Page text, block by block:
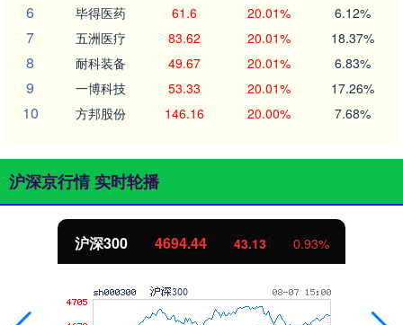
6 毕得医药 61.6 20.01% 6.12%
7 五洲医疗 83.62 20.01% 18.37%
8 耐科装备 49.67 20.01% 6.83%
9 一博科技 53.33 20.01% 17.26%
10 方邦股份 146.16 20.00% 7.68%
沪深京行情 实时轮播
北证50 1134.24 11.37 1.01%